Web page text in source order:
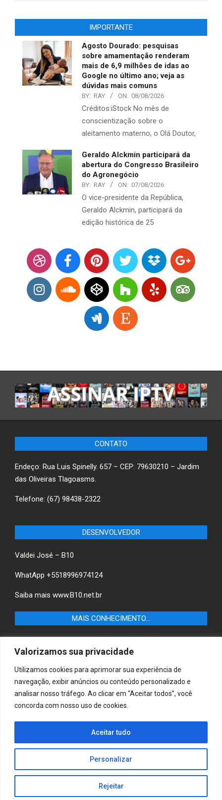
Valorizamos sua privacidade
Utilizamos cookies para aprimorar sua experiência de
navegação, exibir anúncios ou conteúdo personalizado e
analisar nosso tráfego. Ao clicar em “Aceitar todos”, você
concorda com nosso uso de cookies.
Personalizar
Rejeitar
Aceitar tudo
IMPORTANTE
Agosto Dourado: pesquisas
sobre amamentação renderam
mais de 6,9 milhões de idas ao
Google no último ano; veja as
dúvidas mais comuns
BY: RAY ON: 08/08/2026
Créditos:iStock No mês de
conscientização sobre o
aleitamento materno, o Olá Doutor,
Geraldo Alckmin participará da
abertura do Congresso Brasileiro
do Agronegócio
BY: RAY ON: 07/08/2026
O vice-presidente da República,
Geraldo Alckmin, participará da
edição histórica de 25
CONTATO
Endeço: Rua Luis Spinelly. 657 – CEP: 79630210 – Jardim
das Oliveiras Tlagoasms.
Telefone: (67) 98438-2322
DESENVOLVEDOR
Valdei José – B10
WhatApp +5518996974124
Saiba mais www.B10.net.br
MAIS CONHECIMENTO…
Castilho-SP e descubra as melhores empresas e serviços
locais.
B10 Brasil – Informação e Poder
MAIS CONHECIMENTO…
Casa & Jardim – Descubra as melhores dicas e
inspirações para transformar sua casa e jardim em
ambientes acolhedores e funcionais.
Copyright © 2025 Jornaldiadia. Todos os direitos reservados.